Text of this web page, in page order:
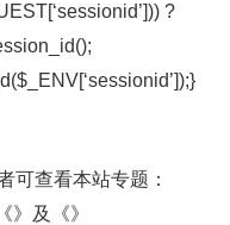
?
可查看本站专题：
》及《》